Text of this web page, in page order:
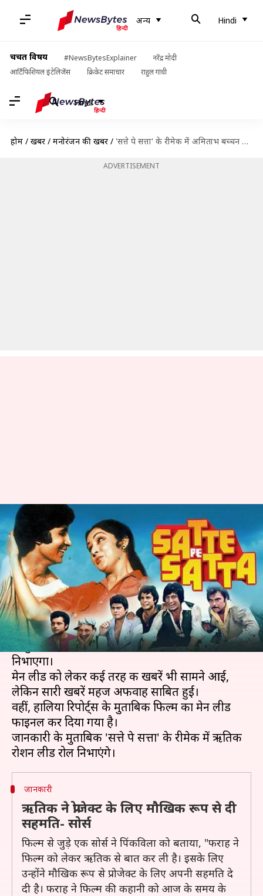
अन्य Hindi
चर्चित विषय #NewsBytesExplainer
नरेंद्र मोदी
आर्टिफिशियल इंटेलिजेंस
क्रिकेट समाचार राहुल गांधी
Hindi
होम / खबरें / मनोरंजन की खबरें / 'सत्ते पे सत्ता' के रीमेक में अमिताभ बच्चन के रोल में होगा ये अभिनेता
ADVERTISEMENT
'सत्ते पे सत्ता' के रीमेक में अमिताभ
बच्चन के रोल में होगा ये अभिनेता
लेखन स्वाति पाण्डेय Jun 07, 2019 03:27 pm
क्या है खबर?
जब से फराह खान और रोहित शेट्टी ने एक साथ फिल्म
बनाने की घोषणा की थी, तब से लोगों में ये जानने की
उत्सुकता थी कि इसमें लीड रोल कौन सा अभिनेता
निभाएगा।
मेन लीड को लेकर कई तरह की खबरें भी सामने आईं,
लेकिन सारी खबरें महज अफवाह साबित हुईं।
वहीं, हालिया रिपोर्ट्स के मुताबिक फिल्म का मेन लीड
फाइनल कर दिया गया है।
जानकारी के मुताबिक 'सत्ते पे सत्ता' के रीमेक में ऋतिक
जानकारी
ऋतिक ने प्रोजेक्ट के लिए मौखिक रूप से दी
सहमति- सोर्स
फिल्म से जुड़े एक सोर्स ने पिंकविला को बताया, "फराह ने
फिल्म को लेकर ऋतिक से बात कर ली है। इसके लिए
उन्होंने मौखिक रूप से प्रोजेक्ट के लिए अपनी सहमति दे
दी है। फराह ने फिल्म की कहानी को आज के समय के